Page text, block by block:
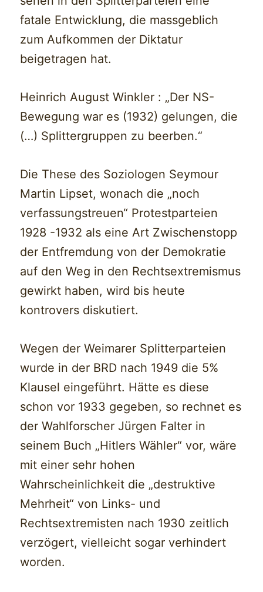
fatale Entwicklung, die massgeblich
zum Aufkommen der Diktatur
beigetragen hat.
Heinrich August Winkler : „Der NS-
Bewegung war es (1932) gelungen, die
(…) Splittergruppen zu beerben.“
Die These des Soziologen Seymour
Martin Lipset, wonach die „noch
verfassungstreuen“ Protestparteien
1928 -1932 als eine Art Zwischenstopp
der Entfremdung von der Demokratie
auf den Weg in den Rechtsextremismus
gewirkt haben, wird bis heute
kontrovers diskutiert.
Wegen der Weimarer Splitterparteien
wurde in der BRD nach 1949 die 5%
Klausel eingeführt. Hätte es diese
schon vor 1933 gegeben, so rechnet es
der Wahlforscher Jürgen Falter in
seinem Buch „Hitlers Wähler“ vor, wäre
mit einer sehr hohen
Wahrscheinlichkeit die „destruktive
Mehrheit“ von Links- und
Rechtsextremisten nach 1930 zeitlich
verzögert, vielleicht sogar verhindert
worden.